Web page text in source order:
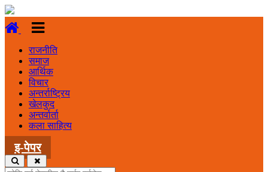
राजनीति
समाज
आर्थिक
विचार
अन्तर्राष्ट्रिय
खेलकुद
अन्तर्वार्ता
कला साहित्य
इ-पेपर